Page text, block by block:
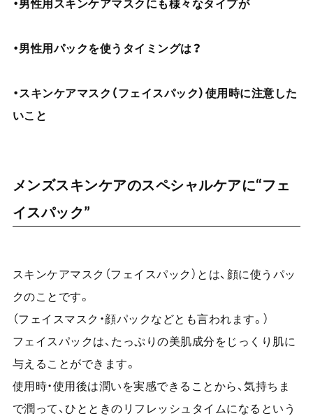
・男性用スキンケアマスクにも様々なタイプが
・男性用パックを使うタイミングは？
・スキンケアマスク（フェイスパック）使用時に注意した
いこと
メンズスキンケアのスペシャルケアに“フェ
イスパック”
スキンケアマスク（フェイスパック）とは、顔に使うパッ
クのことです。
（フェイスマスク・顔パックなどとも言われます。）
フェイスパックは、たっぷりの美肌成分をじっくり肌に
与えることができます。
使用時・使用後は潤いを実感できることから、気持ちま
で潤って、ひとときのリフレッシュタイムになるという